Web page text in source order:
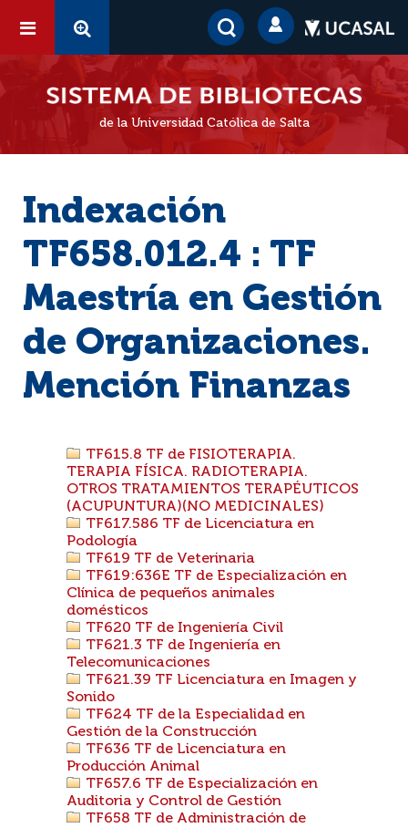
de la Universidad Católica de Salta
Indexación
TF658.012.4 : TF
Maestría en Gestión
de Organizaciones.
Mención Finanzas
TF615.8 TF de FISIOTERAPIA.
TERAPIA FÍSICA. RADIOTERAPIA.
OTROS TRATAMIENTOS TERAPÉUTICOS
(ACUPUNTURA)(NO MEDICINALES)
TF617.586 TF de Licenciatura en
Podología
TF619 TF de Veterinaria
TF619:636E TF de Especialización en
Clínica de pequeños animales
domésticos
TF620 TF de Ingeniería Civil
TF621.3 TF de Ingeniería en
Telecomunicaciones
TF621.39 TF Licenciatura en Imagen y
Sonido
TF624 TF de la Especialidad en
Gestión de la Construcción
TF636 TF de Licenciatura en
Producción Animal
TF657.6 TF de Especialización en
Auditoria y Control de Gestión
TF658 TF de Administración de